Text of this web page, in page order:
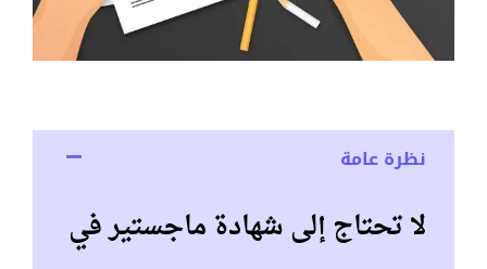
نظرة عامة
لا تحتاج إلى شهادة ماجستير في